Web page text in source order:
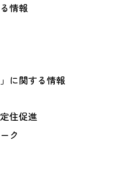
情報
に関する情報
住促進
ク